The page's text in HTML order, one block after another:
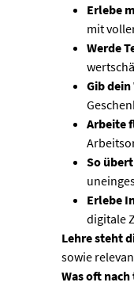
Erlebe
mit
Werde
Gib
Arbeite
So
Erlebe
digitale
Lehre steht
sowie
Was oft